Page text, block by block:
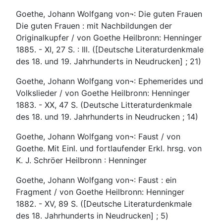
Goethe, Johann Wolfgang von¬: Die guten Frauen
Die guten Frauen : mit Nachbildungen der
Originalkupfer / von Goethe Heilbronn: Henninger
1885. - XI, 27 S. : Ill. ([Deutsche Literaturdenkmale
des 18. und 19. Jahrhunderts in Neudrucken] ; 21)
Goethe, Johann Wolfgang von¬: Ephemerides und
Volkslieder / von Goethe Heilbronn: Henninger
1883. - XX, 47 S. (Deutsche Litteraturdenkmale
des 18. und 19. Jahrhunderts in Neudrucken ; 14)
Goethe, Johann Wolfgang von¬: Faust / von
Goethe. Mit Einl. und fortlaufender Erkl. hrsg. von
K. J. Schröer Heilbronn : Henninger
Goethe, Johann Wolfgang von¬: Faust : ein
Fragment / von Goethe Heilbronn: Henninger
1882. - XV, 89 S. ([Deutsche Literaturdenkmale
des 18. Jahrhunderts in Neudrucken] ; 5)